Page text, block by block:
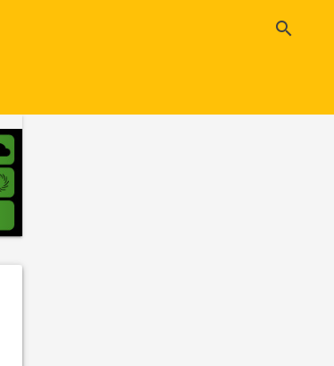
search